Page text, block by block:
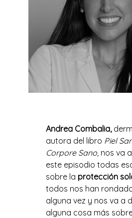
Andrea Combalia,
autora del libro Piel
Corpore Sano,nos va
este episodio todas
sobre la protección
todos nos han
alguna vez y nos va a
alguna cosa más